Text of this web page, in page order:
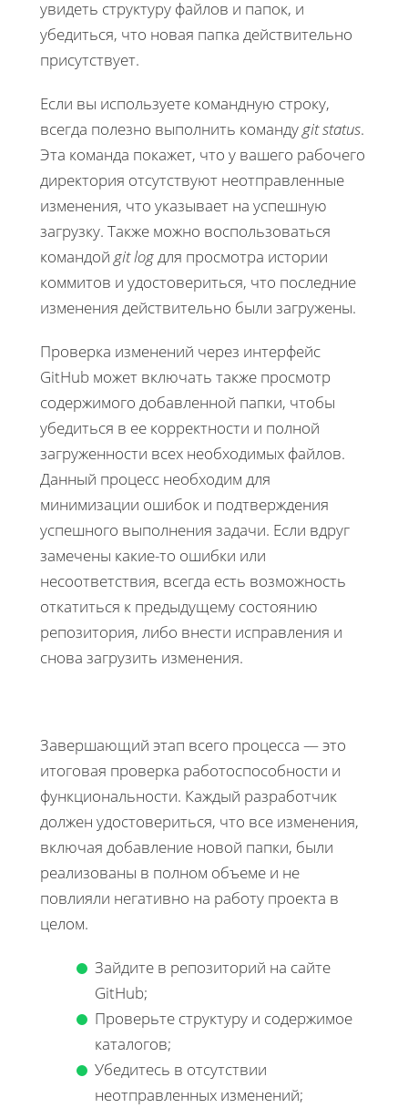
увидеть структуру файлов и папок, и
убедиться, что новая папка действительно
присутствует.
Если вы используете командную строку,
всегда полезно выполнить командуgit status.
Эта команда покажет, что у вашего рабочего
директория отсутствуют неотправленные
изменения, что указывает на успешную
загрузку. Также можно воспользоваться
командой git logдля просмотра истории
коммитов и удостовериться, что последние
изменения действительно были загружены.
Проверка изменений через интерфейс
GitHub может включать также просмотр
содержимого добавленной папки, чтобы
убедиться в ее корректности и полной
загруженности всех необходимых файлов.
Данный процесс необходим для
минимизации ошибок и подтверждения
успешного выполнения задачи. Если вдруг
замечены какие-то ошибки или
несоответствия, всегда есть возможность
откатиться к предыдущему состоянию
репозитория, либо внести исправления и
снова загрузить изменения.
Завершающий этап всего процесса — это
итоговая проверка работоспособности и
функциональности. Каждый разработчик
должен удостовериться, что все изменения,
включая добавление новой папки, были
реализованы в полном объеме и не
повлияли негативно на работу проекта в
целом.
Зайдите в репозиторий на сайте
GitHub;
Проверьте структуру и содержимое
каталогов;
Убедитесь в отсутствии
неотправленных изменений;